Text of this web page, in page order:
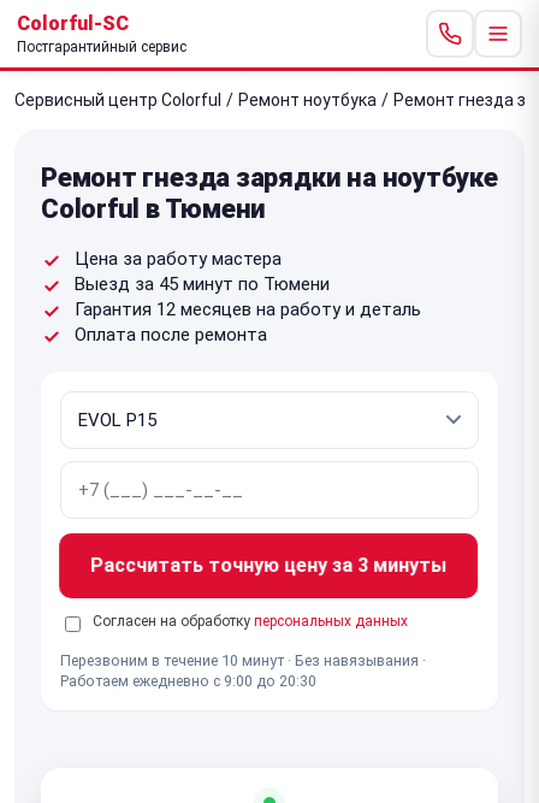
Colorful-SC
Постгарантийный сервис
Сервисный центр Colorful / Ремонт ноутбука / Ремонт гнезда
Ремонт гнезда зарядки на ноутбуке
Colorful в Тюмени
Цена за работу мастера
Выезд за 45 минут по Тюмени
Гарантия 12 месяцев на работу и деталь
Оплата после ремонта
Рассчитать точную цену за 3 минуты
Согласен на обработку персональных данных
Перезвоним в течение 10 минут · Без навязывания ·
Работаем ежедневно с 9:00 до 20:30